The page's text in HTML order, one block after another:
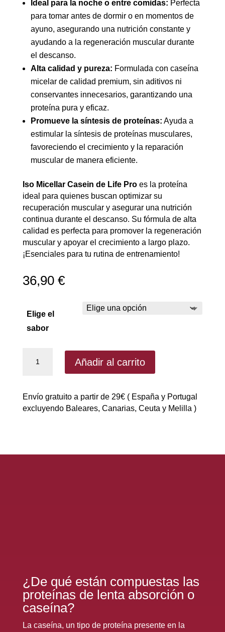
Ideal para la noche o entre comidas: Perfecta
para tomar antes de dormir o en momentos de
ayuno, asegurando una nutrición constante y
ayudando a la regeneración muscular durante
el descanso.
Alta calidad y pureza: Formulada con caseína
micelar de calidad premium, sin aditivos ni
conservantes innecesarios, garantizando una
proteína pura y eficaz.
Promueve la síntesis de proteínas: Ayuda a
estimular la síntesis de proteínas musculares,
favoreciendo el crecimiento y la reparación
muscular de manera eficiente.
Iso Micellar Casein de Life Proes la proteína
ideal para quienes buscan optimizar su
recuperación muscular y asegurar una nutrición
continua durante el descanso. Su fórmula de alta
calidad es perfecta para promover la regeneración
muscular y apoyar el crecimiento a largo plazo.
¡Esenciales para tu rutina de entrenamiento!
36,90 €
Elige el
sabor
Micellar
Life
Pro
Añadir al carrito
Envío gratuito a partir de 29€ ( España y Portugal
excluyendo Baleares, Canarias, Ceuta y Melilla )
¿De qué están compuestas las
proteínas de lenta absorción o
caseína?
La caseína, un tipo de proteína presente en la